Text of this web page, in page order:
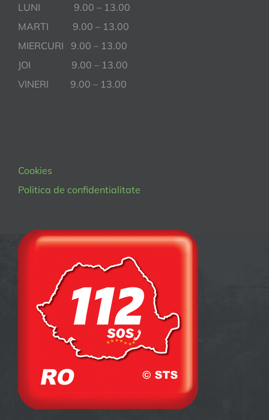
LUNI 9.00 – 13.00
MARTI 9.00 – 13.00
MIERCURI 9.00 – 13.00
JOI 9.00 – 13.00
VINERI 9.00 – 13.00
Cookies
Politica de confidentialitate